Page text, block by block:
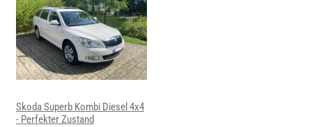
Skoda Superb Kombi Diesel 4x4
- Perfekter Zustand